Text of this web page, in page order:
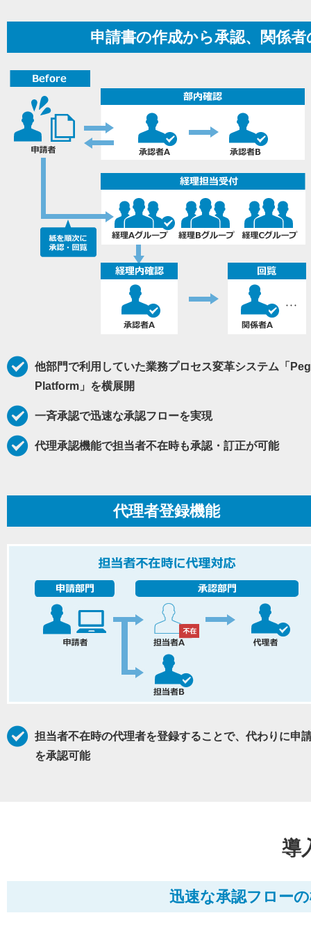
申請書の作成から承認、関係
他部門で利用していた業務プロセス変革システム「
Platform」を横展開
一斉承認で迅速な承認フローを実現
代理承認機能で担当者不在時も承認・訂正が可能
代理者登録機能
担当者不在時の代理者を登録することで、代わりに申
を承認可能
導
迅速な承認フロー